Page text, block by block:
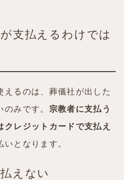
支払えるわけでは
えるのは、葬儀社が出した
みです。 宗教者に支払う
クレジットカードで支払え
いとなります。
えない